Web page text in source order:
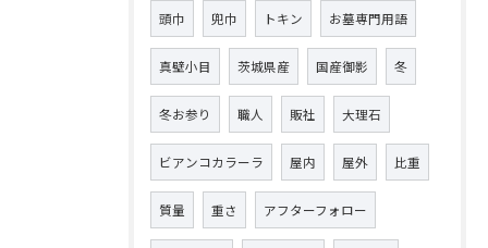
頭巾 兜巾 トキン お墓専門用語
真壁小目 茨城県産 国産御影 冬
冬お参り 職人 販社 大理石
ビアンコカラーラ 屋内 屋外 比重
質量 重さ アフターフォロー